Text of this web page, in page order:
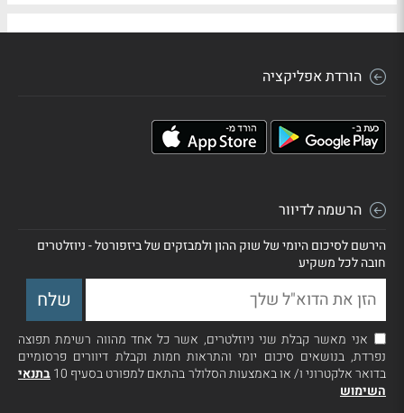
הורדת אפליקציה
הרשמה לדיוור
הירשם לסיכום היומי של שוק ההון ולמבזקים של ביזפורטל - ניוזלטרים
חובה לכל משקיע
אני מאשר קבלת שני ניוזלטרים, אשר כל אחד מהווה רשימת תפוצה
נפרדת, בנושאים סיכום יומי והתראות חמות וקבלת דיוורים פרסומיים
בדואר אלקטרוני ו/ או באמצעות הסלולר בהתאם למפורט בסעיף 10
בתנאי
השימוש